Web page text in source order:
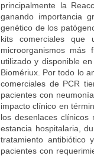
principalmente la
ganando importancia
genético de los
kits comerciales
microorganismos
utilizado y disponible
Biomériux. Por todo lo
comerciales de PCR
pacientes con
impacto clínico en
los desenlaces
estancia hospitalaria,
tratamiento antibiótico
pacientes con